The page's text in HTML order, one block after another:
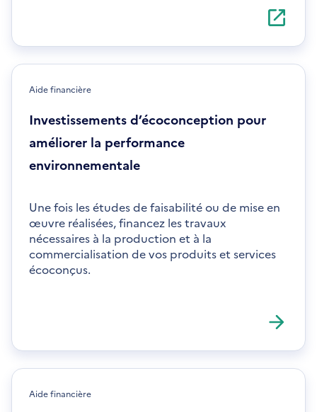
S'ouvre
dans
nouvelle
Aide financière
Investissements d’écoconception pour
améliorer la performance
environnementale
Une fois les études de faisabilité ou de mise en
œuvre réalisées, financez les travaux
nécessaires à la production et à la
commercialisation de vos produits et services
écoconçus.
Aide financière